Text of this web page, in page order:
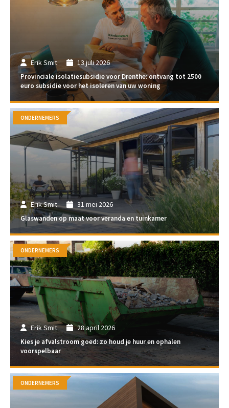
Erik Smit 13 juli 2026
Provinciale isolatiesubsidie voor Drenthe: ontvang tot 2500
euro subsidie voor het isoleren van uw woning
Erik Smit 31 mei 2026
Glaswanden op maat voor veranda en tuinkamer
ONDERNEMERS
Erik Smit 28 april 2026
Kies je afvalstroom goed: zo houd je huur en ophalen
voorspelbaar
ONDERNEMERS
ONDERNEMERS